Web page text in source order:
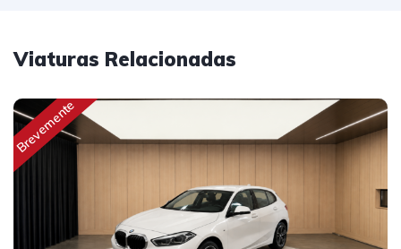
Viaturas Relacionadas
Brevemente